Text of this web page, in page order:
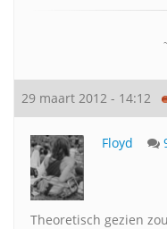
29 maart 2012 - 14:12
Floyd
Theoretisch gezien